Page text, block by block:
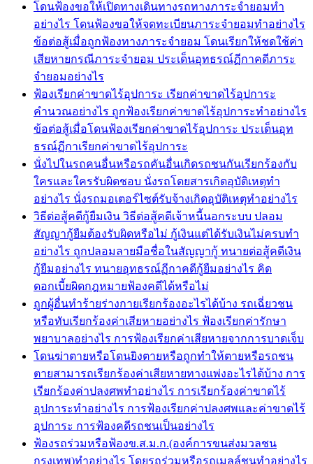
โดนฟ้องขอให้เปิดทางเดินทางรถทางภาระจำยอมทำ
อย่างไร โดนฟ้องขอให้จดทะเบียนภาระจำยอมทำอย่างไร
ข้อต่อสู้เมื่อถูกฟ้องทางภาระจำยอม โดนเรียกให้ชดใช้ค่า
เสียหายกรณีภาระจำยอม ประเด็นอุทธรณ์ฏีกาคดีภาระ
จำยอมอย่างไร
ฟ้องเรียกค่าขาดไร้อุปการะ เรียกค่าขาดไร้อุปการะ
คำนวณอย่างไร ถูกฟ้องเรียกค่าขาดไร้อุปการะทำอย่างไร
ข้อต่อสู้เมื่อโดนฟ้องเรียกค่าขาดไร้อุปการะ ประเด็นอุท
ธรณ์ฏีกาเรียกค่าขาดไร้อุปการะ
นั่งไปในรถคนอื่นหรือรถคันอื่นเกิดรถชนกันเรียกร้องกับ
ใครและใครรับผิดชอบ นั่งรถโดยสารเกิดอุบัติเหตุทำ
อย่างไร นั่งรถมอเตอร์ไซต์รับจ้างเกิดอุบัติเหตุทำอย่างไร
วิธีต่อสู้คดีกู้ยืมเงิน วิธีต่อสู้คดีเจ้าหนี้นอกระบบ ปลอม
สัญญากู้ยืมต้องรับผิดหรือไม่ กู้เงินแต่ได้รับเงินไม่ครบทำ
อย่างไร ถูกปลอมลายมือชื่อในสัญญากู้ ทนายต่อสู้คดีเงิน
กู้ยืมอย่างไร ทนายอุทธรณ์ฏีกาคดีกู้ยืมอย่างไร คิด
ดอกเบี้ยผิดกฎหมายฟ้องคดีได้หรือไม่
ถูกผู้อื่นทำร้ายร่างกายเรียกร้องอะไรได้บ้าง รถเฉี่ยวชน
หรือทับเรียกร้องค่าเสียหายอย่างไร ฟ้องเรียกค่ารักษา
พยาบาลอย่างไร การฟ้องเรียกค่าเสียหายจากการบาดเจ็บ
โดนฆ่าตายหรือโดนยิงตายหรือถูกทำให้ตายหรือรถชน
ตายสามารถเรียกร้องค่าเสียหายทางแพ่งอะไรได้บ้าง การ
เรียกร้องค่าปลงศพทำอย่างไร การเรียกร้องค่าขาดไร้
อุปการะทำอย่างไร การฟ้องเรียกค่าปลงศพและค่าขาดไร้
อุปการะ การฟ้องคดีรถชนเป็นอย่างไร
ฟ้องรถร่วมหรือฟ้องข.ส.ม.ก.(องค์การขนส่งมวลชน
กรุงเทพ)ทำอย่างไร โดยรถร่วมหรือรถเมลล์ชนทำอย่างไร